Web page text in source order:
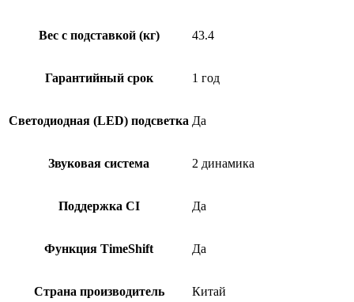
Вес с подставкой (кг) 43.4
Гарантийный срок 1 год
Светодиодная (LED) подсветка Да
Звуковая система 2 динамика
Поддержка CI Да
Функция TimeShift Да
Страна производитель Китай